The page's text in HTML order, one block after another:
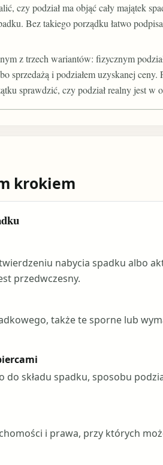
czy podział ma objąć cały majątek
Bez takiego porządku łatwo
z trzech wariantów: fizycznym
sprzedażą i podziałem uzyskanej
sprawdzić, czy podział realny jest w
krokiem
nabycia spadku albo
przedwczesny.
także te sporne lub
do składu spadku, sposobu
i prawa, przy których